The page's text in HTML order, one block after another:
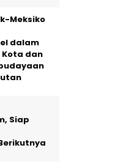
Meksiko
dalam
dan
Siap